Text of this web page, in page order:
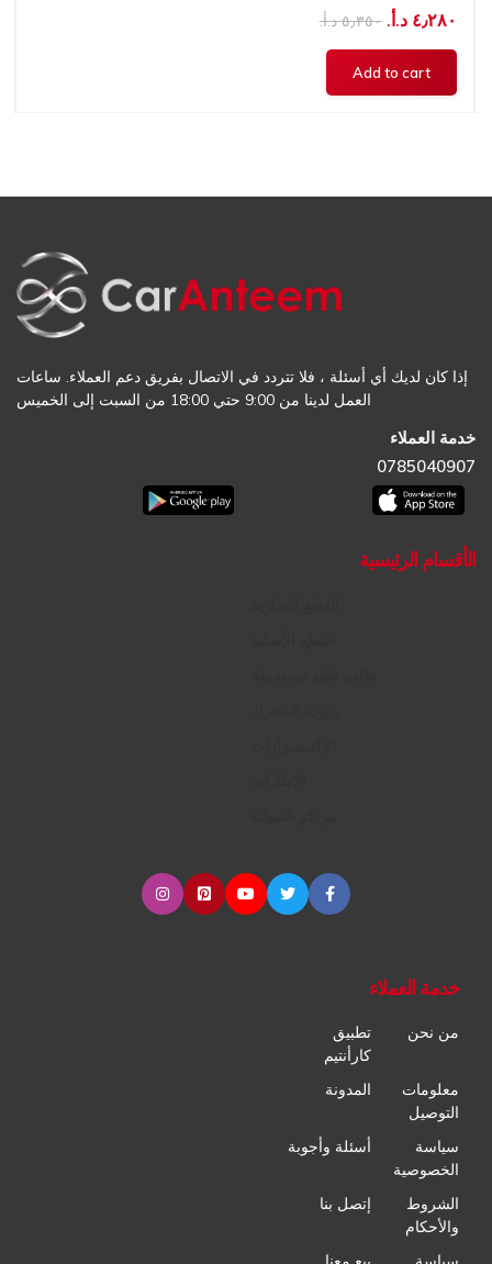
٥٫٣٥٠ د.أ.‏ ٤٫٢٨٠ د.أ.‏
إذا كان لديك أي أسئلة ، فلا تتردد في الاتصال بفريق دعم العملاء. ساعات
العمل لدينا من 9:00 حتي 18:00 من السبت إلى الخميس
خدمة العملاء
0785040907
الأقسام الرئيسية
خدمة العملاء
من نحن
تطبيق
كارأنتيم
معلومات
التوصيل
المدونة
سياسة
الخصوصية
أسئلة وأجوبة
الشروط
والأحكام
إتصل بنا